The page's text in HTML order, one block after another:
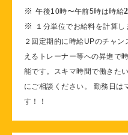
※午後10時〜午前5時は時給
※
１分単位でお給料を計算
２回定期的に時給UPのチャ
えるトレーナー等への昇進で
能です。スキマ時間で働きた
にご相談ください。 勤務日は
す！！